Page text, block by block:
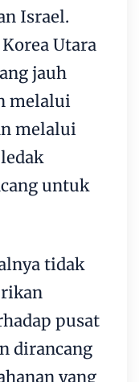
Israel.
Utara
jauh
melalui
melalui
untuk
tidak
pusat
dirancang
yang